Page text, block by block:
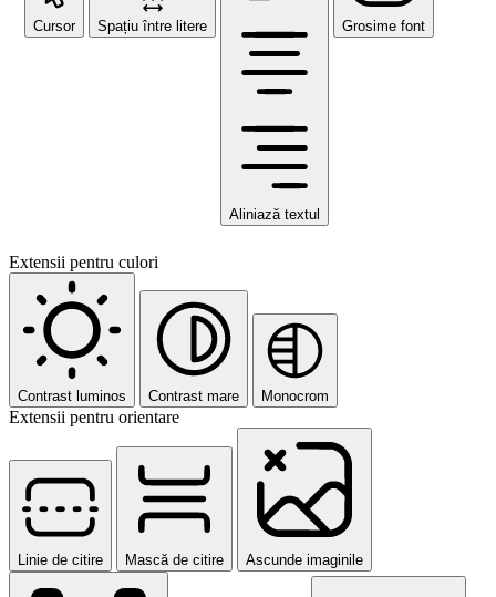
Cursor Spațiu între litere
Aliniază textul
Grosime font
Extensii pentru culori
Contrast luminos Contrast mare Monocrom
Extensii pentru orientare
Linie de citire Mască de citire Ascunde imaginile